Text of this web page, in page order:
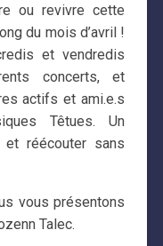
ou revivre cette
du mois d’avril !
et vendredis
concerts, et
actifs et ami.e.s
Têtues. Un
et réécouter sans
vous présentons
Talec.